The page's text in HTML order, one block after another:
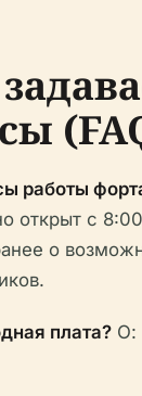
работы
открыт с
о
плата? О: